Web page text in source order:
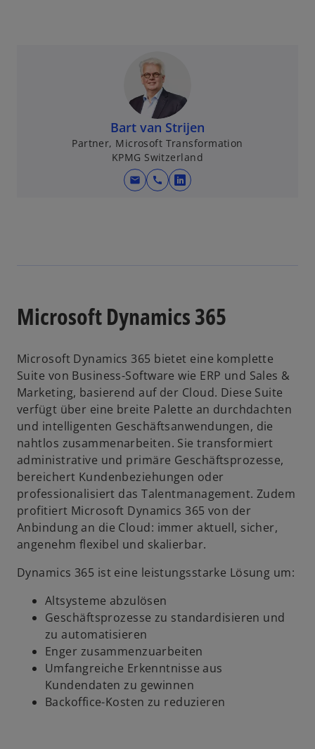
Bart van Strijen
Partner, Microsoft Transformation
KPMG Switzerland
mail call
w
n
r
n
e
u
e
n
R
e
g
i
s
t
r
r
t
e
g
e
ö
Microsoft Dynamics 365
Microsoft Dynamics 365 bietet eine komplette
Suite von Business-Software wie ERP und Sales &
Marketing, basierend auf der Cloud. Diese Suite
verfügt über eine breite Palette an durchdachten
und intelligenten Geschäftsanwendungen, die
nahtlos zusammenarbeiten. Sie transformiert
administrative und primäre Geschäftsprozesse,
bereichert Kundenbeziehungen oder
professionalisiert das Talentmanagement. Zudem
profitiert Microsoft Dynamics 365 von der
Anbindung an die Cloud: immer aktuell, sicher,
angenehm flexibel und skalierbar.
Dynamics 365 ist eine leistungsstarke Lösung um:
Altsysteme abzulösen
Geschäftsprozesse zu standardisieren und
zu automatisieren
Enger zusammenzuarbeiten
Umfangreiche Erkenntnisse aus
Kundendaten zu gewinnen
Backoffice-Kosten zu reduzieren